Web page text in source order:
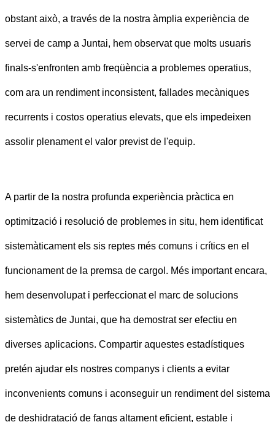
obstant això, a través de la nostra àmplia experiència de
servei de camp a Juntai, hem observat que molts usuaris
finals-s'enfronten amb freqüència a problemes operatius,
com ara un rendiment inconsistent, fallades mecàniques
recurrents i costos operatius elevats, que els impedeixen
assolir plenament el valor previst de l'equip.
A partir de la nostra profunda experiència pràctica en
optimització i resolució de problemes in situ, hem identificat
sistemàticament els sis reptes més comuns i crítics en el
funcionament de la premsa de cargol. Més important encara,
hem desenvolupat i perfeccionat el marc de solucions
sistemàtics de Juntai, que ha demostrat ser efectiu en
diverses aplicacions. Compartir aquestes estadístiques
pretén ajudar els nostres companys i clients a evitar
inconvenients comuns i aconseguir un rendiment del sistema
de deshidratació de fangs altament eficient, estable i